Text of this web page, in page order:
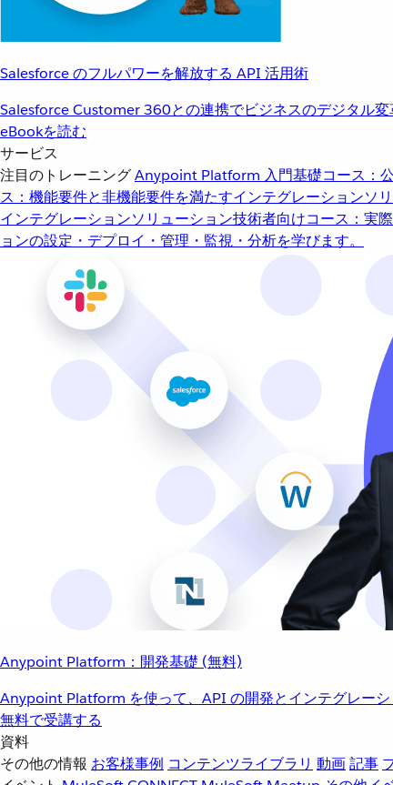
Salesforce のフルパワーを解放する API 活用術
Salesforce Customer 360との連携でビジネスのデジタル変
eBookを読む
サービス
注目のトレーニングAnypoint Platform 入門基礎コース：
ス：機能要件と非機能要件を満たすインテグレーションソ
インテグレーションソリューション技術者向けコース：実
ョンの設定・デプロイ・管理・監視・分析を学びます。
Anypoint Platform：開発基礎 (無料)
Anypoint Platform を使って、API の開発とインテグレー
無料で受講する
資料
その他の情報 お客様事例 コンテンツライブラリ 動画記事